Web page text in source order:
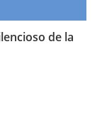
de la